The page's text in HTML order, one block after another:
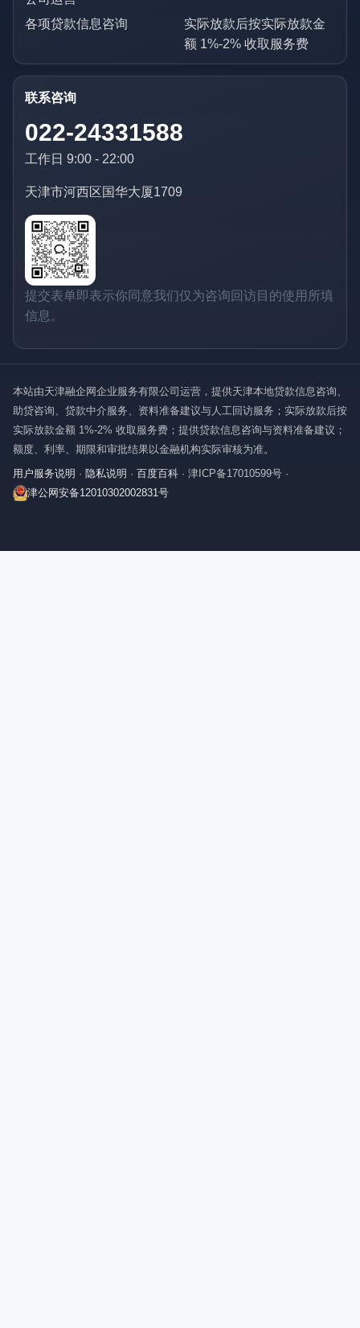
各项贷款信息咨询
实际放款后按实际放款金
额 1%-2% 收取服务费
联系咨询
022-24331588
工作日 9:00 - 22:00
天津市河西区国华大厦1709
提交表单即表示你同意我们仅为咨询回访目的使用所填
信息。
本站由天津融企网企业服务有限公司运营，提供天津本地贷款信息咨询、
助贷咨询、贷款中介服务、资料准备建议与人工回访服务；实际放款后按
实际放款金额 1%-2% 收取服务费；提供贷款信息咨询与资料准备建议；
额度、利率、期限和审批结果以金融机构实际审核为准。
用户服务说明 · 隐私说明 · 百度百科 · 津ICP备17010599号 ·
津公网安备12010302002831号